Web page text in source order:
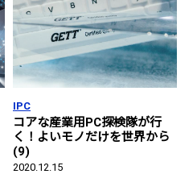
IPC
コアな産業用PC探検隊が行
く！よいモノだけを世界から
(9)
2020.12.15